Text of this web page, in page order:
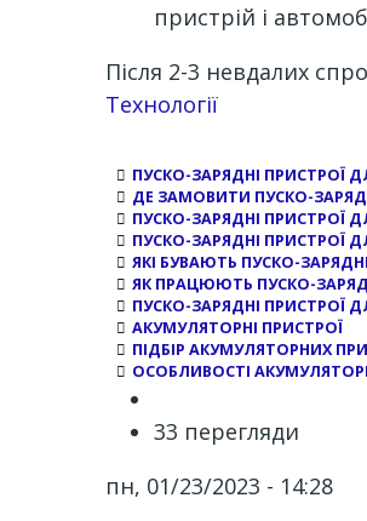
пристрій і
Після 2-3 невдалих
Channel
Технології
ПУСКО-ЗАРЯДНІ ПРИСТРОЇ
ДЕ ЗАМОВИТИ ПУСКО-
ПУСКО-ЗАРЯДНІ ПРИСТРОЇ
ПУСКО-ЗАРЯДНІ ПРИСТРОЇ
ЯКІ БУВАЮТЬ ПУСКО-
ЯК ПРАЦЮЮТЬ ПУСКО-
ПУСКО-ЗАРЯДНІ ПРИСТРОЇ
АКУМУЛЯТОРНІ ПРИСТРОЇ
ПІДБІР АКУМУЛЯТОРНИХ
ОСОБЛИВОСТІ
33 перегляди
пн, 01/23/2023 - 14:28